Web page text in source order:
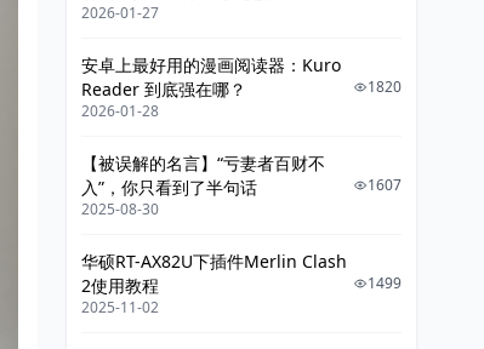
给你讲明白》
2026-01-27
安卓上最好用的漫画阅读器：Kuro
Reader 到底强在哪？
2026-01-28
1820
【被误解的名言】“亏妻者百财不
入”，你只看到了半句话
2025-08-30
1607
华硕RT-AX82U下插件Merlin Clash
2使用教程
2025-11-02
1499